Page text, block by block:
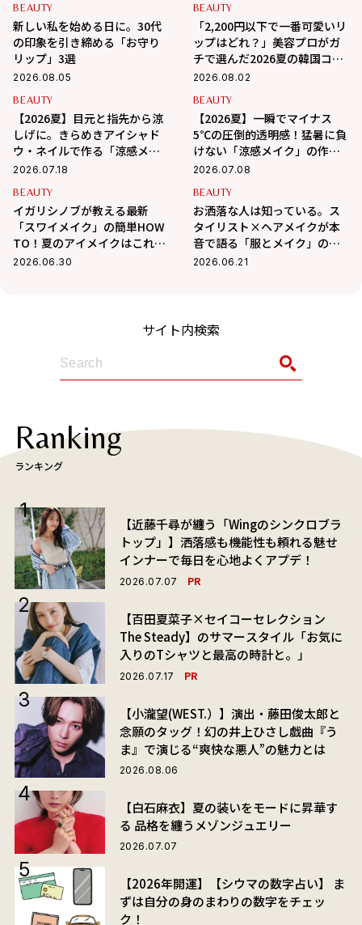
BEAUTY
新しい私を始める日に。30代
の印象を引き締める「お守り
リップ」3選
2026.08.05
BEAUTY
「2,200円以下で一番可愛いリ
ップはどれ？」美容プロがガ
チで選んだ2026夏の韓国コス
メ3選
2026.08.02
BEAUTY
【2026夏】目元と指先から涼
しげに。きらめきアイシャド
ウ・ネイルで作る「涼感メイ
ク」
2026.07.18
BEAUTY
【2026夏】一瞬でマイナス
5℃の圧倒的透明感！猛暑に負
けない「涼感メイク」の作り
方
2026.07.08
BEAUTY
イガリシノブが教える最新
「スワイメイク」の簡単HOW
TO！夏のアイメイクはこれで
決まり！
2026.06.30
BEAUTY
お洒落な人は知っている。ス
タイリスト×ヘアメイクが本
音で語る「服とメイク」の法
則
2026.06.21
サイト内検索
Ranking
ランキング
【近藤千尋が纏う「Wingのシンクロブラ
トップ」】洒落感も機能性も頼れる魅せ
インナーで毎日を心地よくアプデ！
2026.07.07 PR
【百田夏菜子×セイコーセレクション
The Steady】のサマースタイル「お気に
入りのTシャツと最高の時計と。」
2026.07.17 PR
【小瀧望(WEST.）】演出・藤田俊太郎と
念願のタッグ！幻の井上ひさし戯曲『う
ま』で演じる“爽快な悪人”の魅力とは
2026.08.06
【白石麻衣】夏の装いをモードに昇華す
る 品格を纏うメゾンジュエリー
2026.07.07
【2026年開運】【シウマの数字占い】 ま
ずは自分の身のまわりの数字をチェッ
ク！